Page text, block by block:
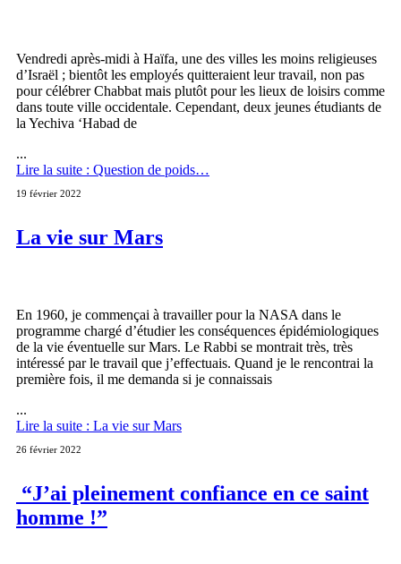
Vendredi après-midi à Haïfa, une des villes les moins religieuses
d’Israël ; bientôt les employés quitteraient leur travail, non pas
pour célébrer Chabbat mais plutôt pour les lieux de loisirs comme
dans toute ville occidentale. Cependant, deux jeunes étudiants de
la Yechiva ‘Habad de
...
Lire la suite : Question de poids…
19 février 2022
La vie sur Mars
En 1960, je commençai à travailler pour la NASA dans le
programme chargé d’étudier les conséquences épidémiologiques
de la vie éventuelle sur Mars. Le Rabbi se montrait très, très
intéressé par le travail que j’effectuais. Quand je le rencontrai la
première fois, il me demanda si je connaissais
...
Lire la suite : La vie sur Mars
26 février 2022
“J’ai pleinement confiance en ce saint
homme !”